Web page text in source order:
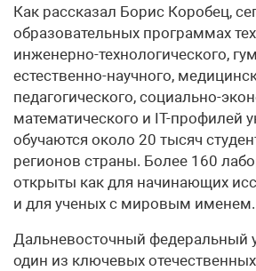
Как рассказал Борис Коробец,
образовательных программах
инженерно-технологического,
естественно-научного,
педагогического, социально-
математического и IT-профилей
обучаются около 20 тысяч
регионов страны. Более 160
открыты как для начинающих
и для ученых с мировым именем.
Дальневосточный федеральный
один из ключевых